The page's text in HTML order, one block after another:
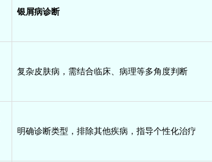
银屑病诊断
复杂皮肤病，需结合临床、病理等多角度判断
明确诊断类型，排除其他疾病，指导个性化治疗